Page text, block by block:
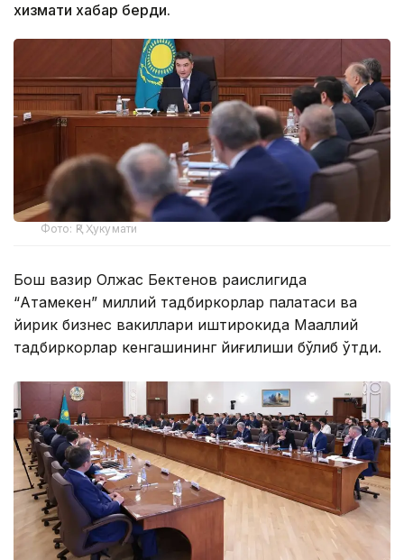
хизмати хабар берди.
Фото: ҚР Ҳукумати
Бош вазир Олжас Бектенов раислигида
“Атамекен” миллий тадбиркорлар палатаси ва
йирик бизнес вакиллари иштирокида Маҳаллий
тадбиркорлар кенгашининг йиғилиши бўлиб ўтди.